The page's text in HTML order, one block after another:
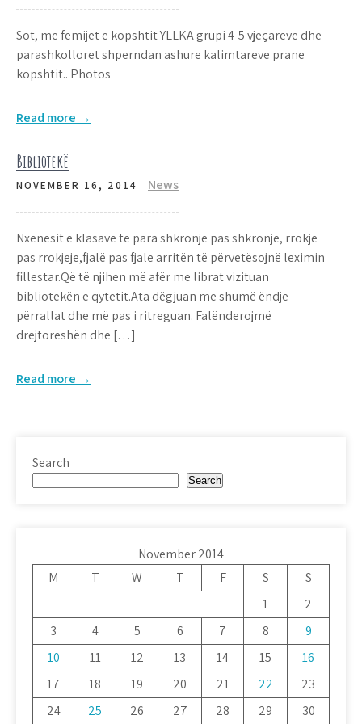
Sot, me femijet e kopshtit YLLKA grupi 4-5 vjeçareve dhe
parashkolloret shperndan ashure kalimtareve prane
kopshtit.. Photos
Read more →
Bibliotekë
NOVEMBER 16, 2014 News
Nxënësit e klasave të para shkronjë pas shkronjë, rrokje
pas rrokjeje,fjalë pas fjale arritën të përvetësojnë leximin
fillestar.Që të njihen më afër me librat vizituan
bibliotekën e qytetit.Ata dëgjuan me shumë ëndje
përrallat dhe më pas i ritreguan. Falënderojmë
drejtoreshën dhe […]
Read more →
Search
Search
November 2014
M
T W T F S
S
1
2
3
4 5 6 7 8
9
10
11 12 13 14 15
16
17
18 19 20 21 22
23
24
25 26 27 28 29 30